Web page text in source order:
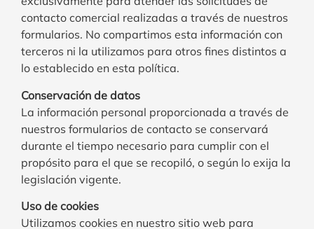
contacto comercial realizadas a través de nuestros
formularios. No compartimos esta información con
terceros ni la utilizamos para otros fines distintos a
lo establecido en esta política.
Conservación de datos
La información personal proporcionada a través de
nuestros formularios de contacto se conservará
durante el tiempo necesario para cumplir con el
propósito para el que se recopiló, o según lo exija la
legislación vigente.
Uso de cookies
Utilizamos cookies en nuestro sitio web para